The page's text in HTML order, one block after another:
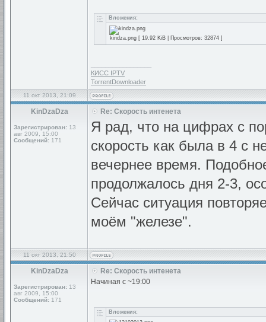
Вложения:
kindza.png [ 19.92 KiB | Просмотров: 32874 ]
КИСС IPTV
TorrentDownloader
11 окт 2013, 21:09
KinDzaDza
Зарегистрирован: 13
авг 2009, 15:00
Сообщений: 171
Re: Скорость интенета
Я рад, что на цифрах с
скорость как была в 4 с
вечернее время.
продолжалось дня 2-3,
Сейчас ситуация
моём "железе".
11 окт 2013, 21:50
KinDzaDza
Зарегистрирован: 13
авг 2009, 15:00
Сообщений: 171
Re: Скорость интенета
Начиная с ~19:00
Вложения: